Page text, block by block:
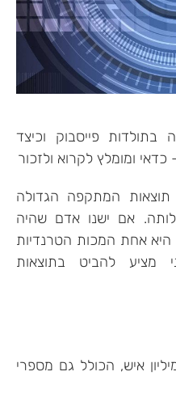
פייסבוק וכיצד
ומומלץ לקרוא ולזכור
המתקפה הגדולה
14 שנות פעילותה. אם ישנו אדם שהיה
היא אחת המכות הטרנדיות
מציע להביט בתוצאות
מידע אישי מצטבר של 29 מיליון איש, הכולל גם מספרי